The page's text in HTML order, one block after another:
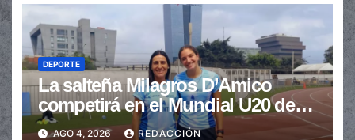
DEPORTE
La salteña Milagros D’Amico
competirá en el Mundial U20 de
Atletismo
AGO 4, 2026 REDACCIÓN